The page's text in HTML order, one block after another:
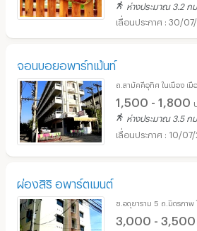
ห่างประมาณ 3.2 กม
30/
จอนบอยอพาร์ทเม้นท์
ถ.สามัคคีอุทิศ ในเมือง เ
1,500 - 1,800
ห่างประมาณ 3.5 กม
10/07/
ผ่องสิริ อพาร์ตเมนต์
ซ.อดุยาราม 5 ถ.มิตรภาพ
3,000 - 3,500